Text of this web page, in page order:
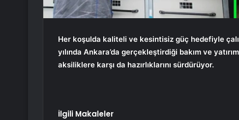
Her koşulda kaliteli ve kesintisiz güç hedefiyle
yılında Ankara’da gerçekleştirdiği bakım ve
aksiliklere karşı da hazırlıklarını sürdürüyor.
İlgili Makaleler